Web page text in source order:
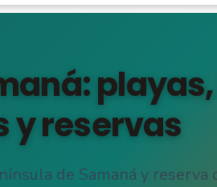
y reservas
de Samaná y reserva